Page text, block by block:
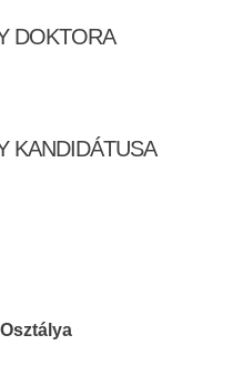
DOKTORA
KANDIDÁTUSA